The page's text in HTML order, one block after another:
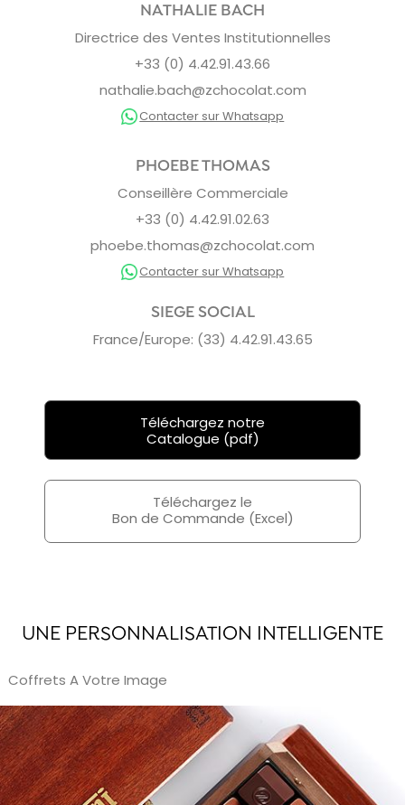
NATHALIE BACH
Directrice des Ventes Institutionnelles
+33 (0) 4.42.91.43.66
nathalie.bach@zchocolat.com
Contacter sur Whatsapp
PHOEBE THOMAS
Conseillère Commerciale
+33 (0) 4.42.91.02.63
phoebe.thomas@zchocolat.com
Contacter sur Whatsapp
SIEGE SOCIAL
France/Europe: (33) 4.42.91.43.65
Téléchargez notre
Catalogue (pdf)
Téléchargez le
Bon de Commande (Excel)
UNE PERSONNALISATION INTELLIGENTE
Coffrets A Votre Image